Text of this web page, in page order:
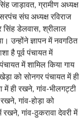
जाड़ावत, ग्रामीण अध्यक्ष
संघ अध्यक्ष रविराज
सिंह डेलवास, श्रीलाल
उन्होंने ज्ञापन में नवगठित
है पूर्व पंचायत में
में शामिल किया गाय
को सोनगर पंचायत में ही
में ही रखने, गांव-भीलगट्टी
गांव-होड़ा को
गांव-ठुकरावा देवरी में